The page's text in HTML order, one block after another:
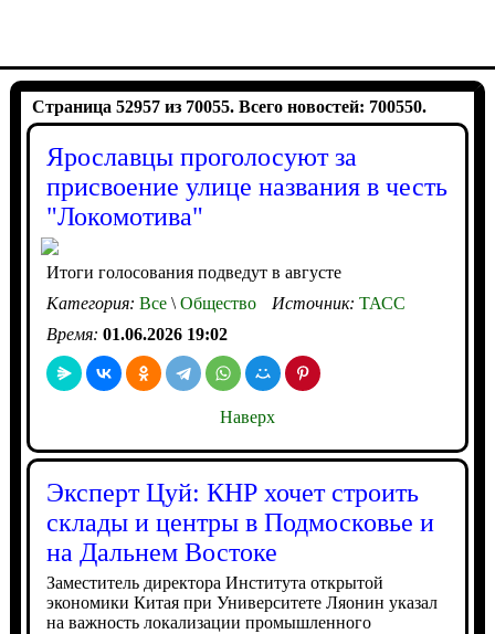
Страница 52957 из 70055. Всего новостей: 700550.
Ярославцы проголосуют за
присвоение улице названия в честь
"Локомотива"
Итоги голосования подведут в августе
Категория: Все\Общество Источник: ТАСС
Время: 01.06.2026 19:02
Наверх
Эксперт Цуй: КНР хочет строить
склады и центры в Подмосковье и
на Дальнем Востоке
Заместитель директора Института открытой
экономики Китая при Университете Ляонин указал
на важность локализации промышленного